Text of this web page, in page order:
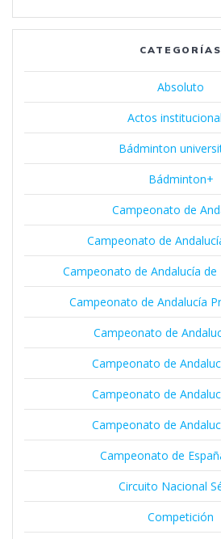
CATEGORÍAS
Absoluto
Actos
Bádminton
Bádminton+
Campeonato de
Campeonato de
Campeonato de Andalucía
Campeonato de Andalucía
Campeonato de
Campeonato de
Campeonato de
Campeonato de
Campeonato de
Circuito Nacional
Competición